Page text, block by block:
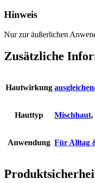
Hinweis
Nur zur äußerlichen
Zusätzliche
Hautwirkung
Hauttyp Mischhaut,
Anwendung Für Alltag